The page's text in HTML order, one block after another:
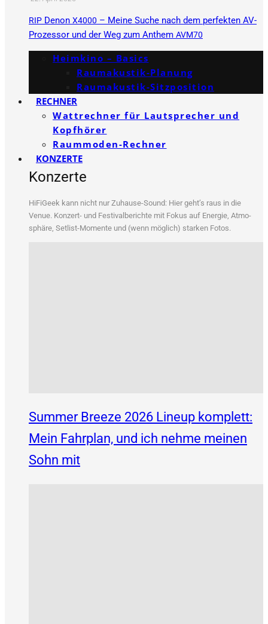
RIP Denon X4000 – Meine Suche nach dem perfekten AV-
Prozessor und der Weg zum Anthem AVM70
Heimkino – Basics
Raumakustik-Planung
Raumakustik-Sitzposition
RECHNER
Wattrechner für Lautsprecher und
Kopfhörer
Raummoden-Rechner
KONZERTE
Konzerte
HiFi­Ge­ek kann nicht nur Zuhau­se-Sound: Hier geht’s raus in die
Venue. Kon­zert- und Fes­ti­val­be­rich­te mit Fokus auf Ener­gie, Atmo­
sphä­re, Set­list-Momen­te und (wenn mög­lich) star­ken Fotos.
Summer Breeze 2026 Lineup komplett:
Mein Fahrplan, und ich nehme meinen
Sohn mit